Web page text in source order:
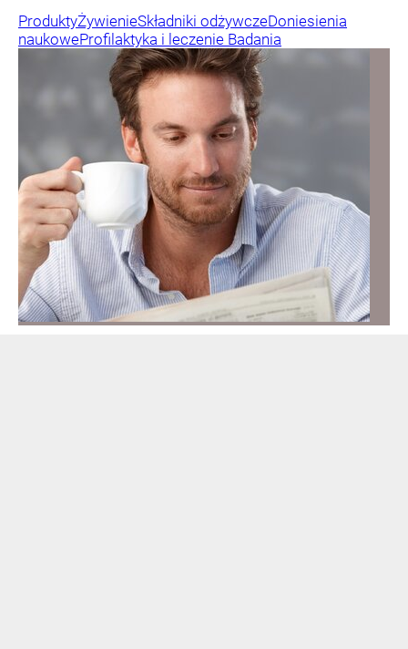
ProduktyŻywienieSkładniki odżywczeDoniesienia
naukoweProfilaktyka i leczenie Badania